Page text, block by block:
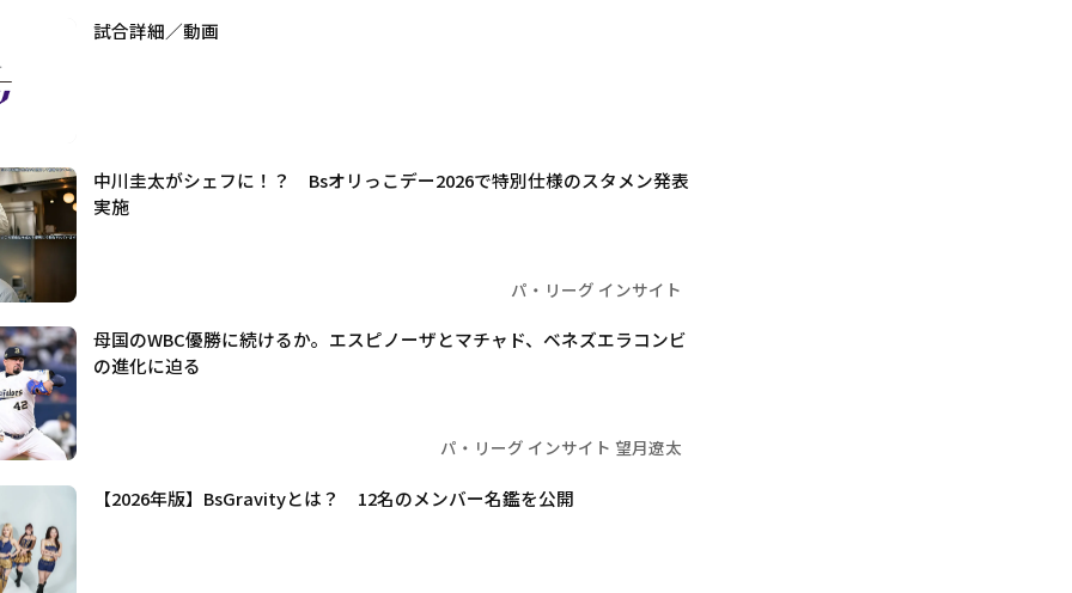
試合詳細／動画
中川圭太がシェフに！？ Bsオリっこデー2026で特別仕様のスタメン発表
実施
パ・リーグ インサイト
母国のWBC優勝に続けるか。エスピノーザとマチャド、ベネズエラコンビ
の進化に迫る
パ・リーグ インサイト 望月遼太
【2026年版】BsGravityとは？ 12名のメンバー名鑑を公開